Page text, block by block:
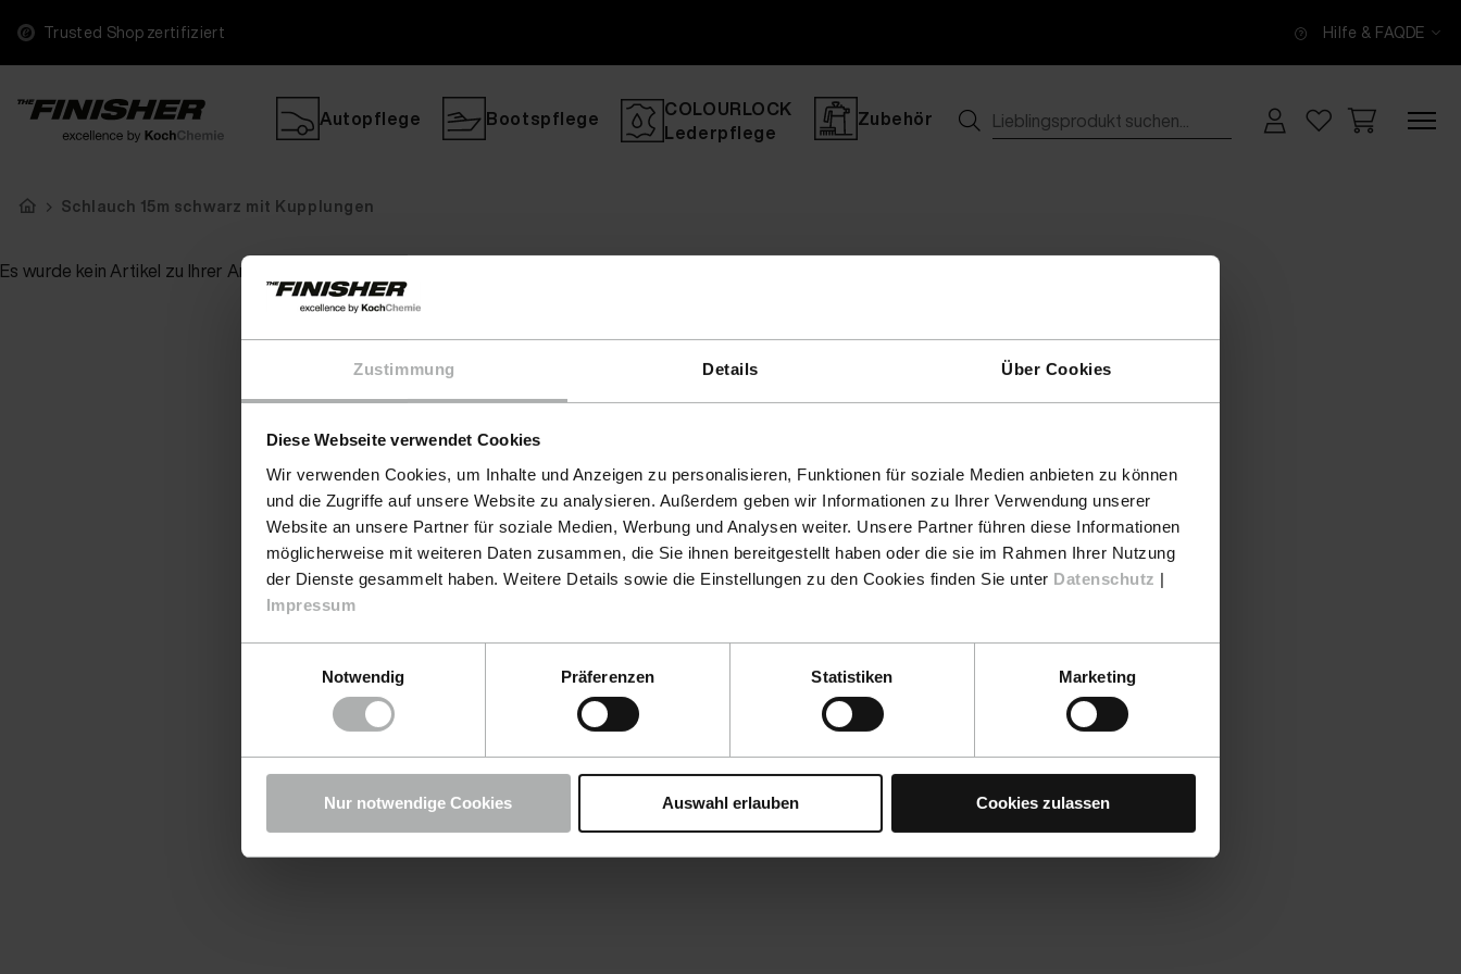
Zustimmung Details Über Cookies
Diese Webseite verwendet Cookies
Wir verwenden Cookies, um Inhalte und Anzeigen zu personalisieren, Funktionen für soziale Medien anbieten zu können
und die Zugriffe auf unsere Website zu analysieren. Außerdem geben wir Informationen zu Ihrer Verwendung unserer
Website an unsere Partner für soziale Medien, Werbung und Analysen weiter. Unsere Partner führen diese Informationen
möglicherweise mit weiteren Daten zusammen, die Sie ihnen bereitgestellt haben oder die sie im Rahmen Ihrer Nutzung
der Dienste gesammelt haben. Weitere Details sowie die Einstellungen zu den Cookies finden Sie unter Datenschutz |
Impressum
Notwendig
Präferenzen Statistiken Marketing
Nur notwendige Cookies Auswahl erlauben Cookies zulassen
Trusted Shop zertifiziert Hilfe & FAQDE
Autopflege Bootspflege
COLOURLOCK
Lederpflege
Zubehör
Schlauch 15m schwarz mit Kupplungen
Es wurde kein Artikel zu Ihrer Anfrage gefunden